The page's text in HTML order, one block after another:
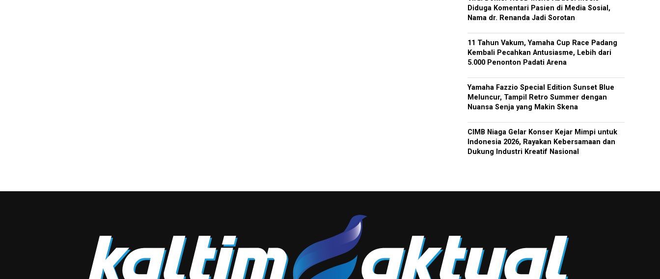
Diduga Komentari Pasien di Media Sosial,
Nama dr. Renanda Jadi Sorotan
11 Tahun Vakum, Yamaha Cup Race Padang
Kembali Pecahkan Antusiasme, Lebih dari
5.000 Penonton Padati Arena
Yamaha Fazzio Special Edition Sunset Blue
Meluncur, Tampil Retro Summer dengan
Nuansa Senja yang Makin Skena
CIMB Niaga Gelar Konser Kejar Mimpi untuk
Indonesia 2026, Rayakan Kebersamaan dan
Dukung Industri Kreatif Nasional